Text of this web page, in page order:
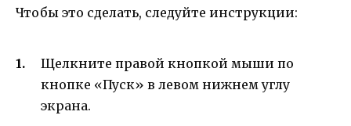
Чтобы это сделать, следуйте инструкции:
Щелкните правой кнопкой мыши по
кнопке «Пуск» в левом нижнем углу
экрана.